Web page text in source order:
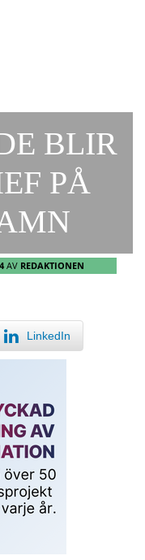
BLIR
PÅ
AV REDAKTIONEN
LinkedIn